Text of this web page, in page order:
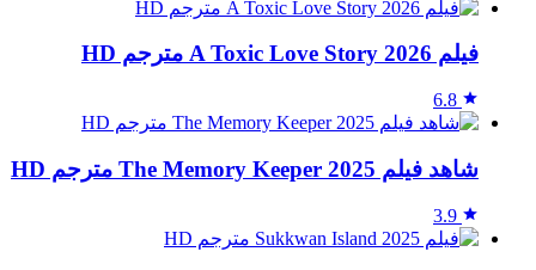
فيلم A Toxic Love Story 2026 مترجم HD
6.8
شاهد فيلم The Memory Keeper 2025 مترجم HD
3.9